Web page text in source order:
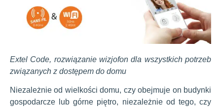
Extel Code, rozwiązanie wizjofon dla wszystkich potrzeb
związanych z dostępem do domu
Niezależnie od wielkości domu, czy obejmuje on budynki
gospodarcze lub górne piętro, niezależnie od tego, czy